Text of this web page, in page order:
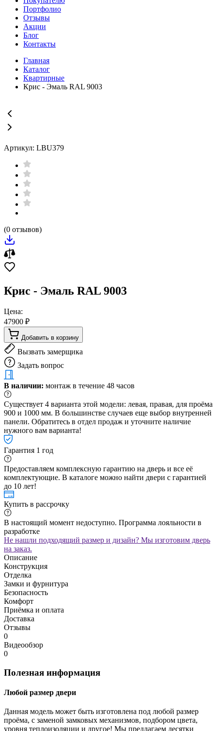
Портфолио
Отзывы
Акции
Блог
Контакты
Главная
Каталог
Квартирные
Крис - Эмаль RAL 9003
Артикул: LBU379
(0 отзывов)
Крис - Эмаль RAL 9003
Цена:
47900 ₽
Добавить в корзину
Вызвать замерщика
Задать вопрос
В наличии: монтаж в течение 48 часов
Существует 4 варианта этой модели: левая, правая, для проёма
900 и 1000 мм. В большинстве случаев еще выбор внутренней
панели. Обратитесь в отдел продаж и уточните наличие
нужного вам варианта!
Гарантия 1 год
Предоставляем комплексную гарантию на дверь и все её
комплектующие. В каталоге можно найти двери с гарантией
до 10 лет!
Купить в рассрочку
В настоящий момент недоступно. Программа лояльности в
разработке
Не нашли подходящий размер и дизайн? Мы изготовим дверь
на заказ.
Описание
Конструкция
Отделка
Замки и фурнитура
Безопасность
Комфорт
Приёмка и оплата
Доставка
Отзывы
0
Видеообзор
0
Полезная информация
Любой размер двери
Данная модель может быть изготовлена под любой размер
проёма, с заменой замковых механизмов, подбором цвета,
уровня теплоизоляции и другое! Мы предлагаем десятки